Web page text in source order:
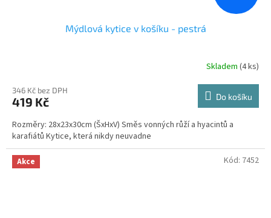
Mýdlová kytice v košíku - pestrá
produktu
je
z
5
hvězdiček.
Skladem(4 ks)
346 Kč bez DPH
419 Kč Do košíku
Rozměry: 28x23x30cm (ŠxHxV) Směs vonných růží a hyacintů a
karafiátů Kytice, která nikdy neuvadne
Akce Kód: 7452